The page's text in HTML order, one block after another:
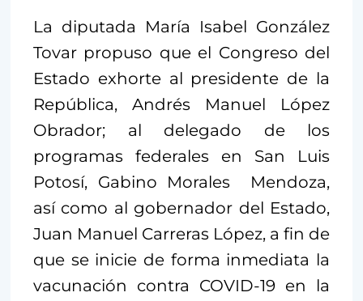
La diputada María Isabel González
Tovar propuso que el Congreso del
Estado exhorte al presidente de la
República, Andrés Manuel López
Obrador; al delegado de los
programas federales en San Luis
Potosí, Gabino Morales Mendoza,
así como al gobernador del Estado,
Juan Manuel Carreras López, a fin de
que se inicie de forma inmediata la
vacunación contra COVID-19 en la